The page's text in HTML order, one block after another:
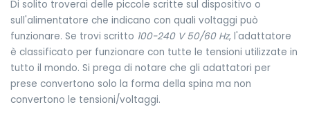
Di solito troverai delle piccole scritte sul dispositivo o
sull'alimentatore che indicano con quali voltaggi può
funzionare. Se trovi scritto 100-240 V 50/60 Hz, l'adattatore
è classificato per funzionare con tutte le tensioni utilizzate in
tutto il mondo. Si prega di notare che gli adattatori per
prese convertono solo la forma della spina ma non
convertono le tensioni/voltaggi.